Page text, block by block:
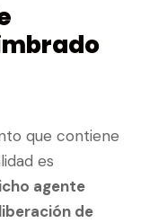
que contiene
es
agente
de